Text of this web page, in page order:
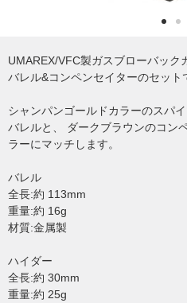
UMAREX/VFC製ガスブローバック
バレル&コンペンセイターのセット
シャンパンゴールドカラーのスパ
バレルと、 ダークブラウンのコン
ラーにマッチします。
バレル
全長:約 113mm
重量:約 16g
材質:金属製
ハイダー
全長:約 30mm
重量:約 25g